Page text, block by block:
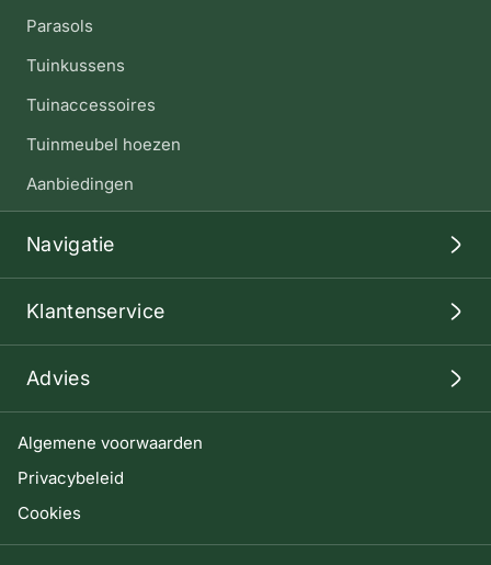
Algemene voorwaarden
Privacybeleid
Cookies
Parasols
Tuinkussens
Tuinaccessoires
Tuinmeubel hoezen
Aanbiedingen
Navigatie
Klantenservice
Advies